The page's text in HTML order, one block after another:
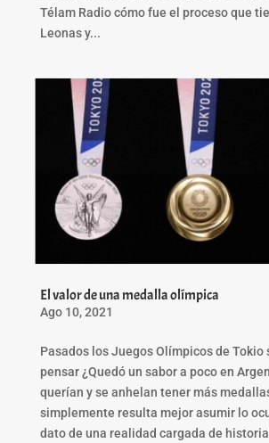
Télam Radio cómo fue el proceso que
Leonas y...
El valor de una medalla olímpica
Ago 10, 2021
Pasados los Juegos Olímpicos de Tokio
pensar ¿Quedó un sabor a poco en
querían y se anhelan tener más
simplemente resulta mejor asumir lo
dato de una realidad cargada de